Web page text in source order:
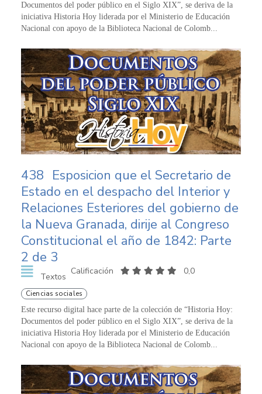
Documentos del poder público en el Siglo XIX”, se deriva de la
iniciativa Historia Hoy liderada por el Ministerio de Educación
Nacional con apoyo de la Biblioteca Nacional de Colomb...
438 Esposicion que el Secretario de
Estado en el despacho del Interior y
Relaciones Esteriores del gobierno de
la Nueva Granada, dirije al Congreso
Constitucional el año de 1842: Parte
2 de 3
Textos
Calificación 0,0
Ciencias sociales
Este recurso digital hace parte de la colección de “Historia Hoy:
Documentos del poder público en el Siglo XIX”, se deriva de la
iniciativa Historia Hoy liderada por el Ministerio de Educación
Nacional con apoyo de la Biblioteca Nacional de Colomb...